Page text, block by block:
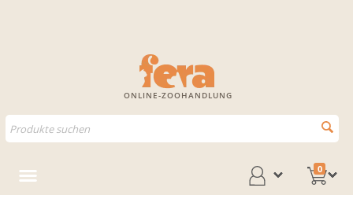
ONLINE-ZOOHANDLUNG
0